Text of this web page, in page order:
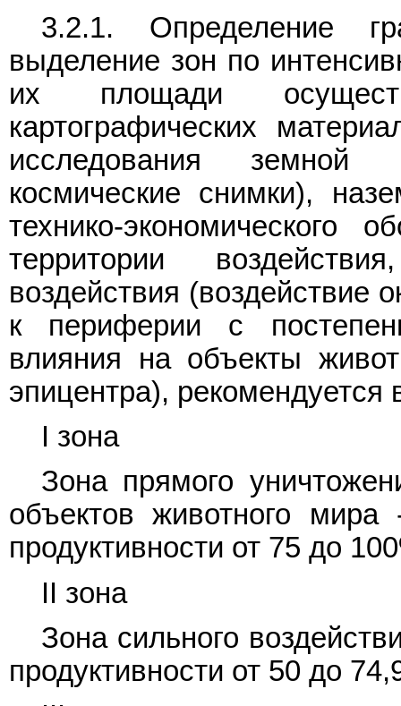
3.2.1. Определение
выделение зон по
их площади
картографических
исследования земной
космические снимки),
технико-экономического
территории
воздействия (воздействие
к периферии с
влияния на объекты
эпицентра), рекомендуется
I зона
Зона прямого
объектов животного
продуктивности от 75 до
II зона
Зона сильного
продуктивности от 50 до